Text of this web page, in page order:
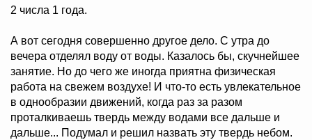
2 числа 1 года.
А вот сегодня совершенно другое дело. С утра до
вечера отделял воду от воды. Казалось бы, скучнейшее
занятие. Но до чего же иногда приятна физическая
работа на свежем воздухе! И что-то есть увлекательное
в однообразии движений, когда раз за разом
проталкиваешь твердь между водами все дальше и
дальше... Подумал и решил назвать эту твердь небом.